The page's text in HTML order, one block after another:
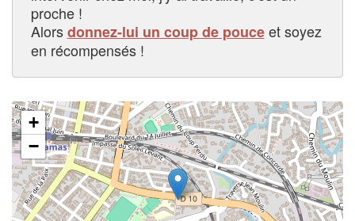
proche !
Alorsdonnez-lui un coup de pouceet soyez
en récompensés !
+
−